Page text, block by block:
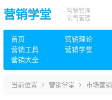
营销学堂
营销管理
销售管理
首页 营销理论
营销工具
营销学堂
营销大全
当前位置 营销学堂 市场营